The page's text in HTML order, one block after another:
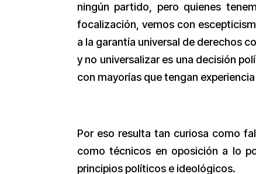
ningún partido, pero quienes
focalización, vemos con
a la garantía universal de derechos
y no universalizar es una decisión
con mayorías que tengan
Por eso resulta tan curiosa como
como técnicos en oposición a lo
principios políticos e ideológicos.